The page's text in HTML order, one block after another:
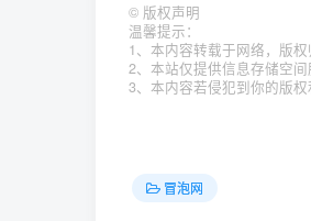
© 版权声明
温馨提示：
1、本内容转载于网络，版权
2、本站仅提供信息存储空
3、本内容若侵犯到你的版
冒泡网